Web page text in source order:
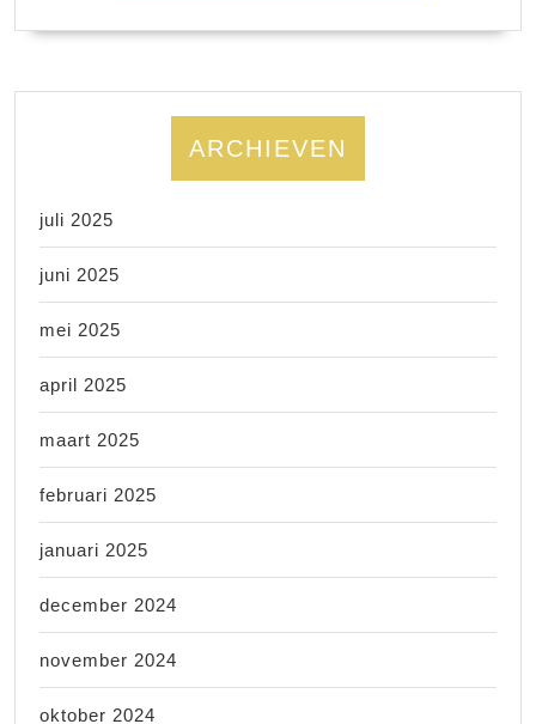
ARCHIEVEN
juli 2025
juni 2025
mei 2025
april 2025
maart 2025
februari 2025
januari 2025
december 2024
november 2024
oktober 2024